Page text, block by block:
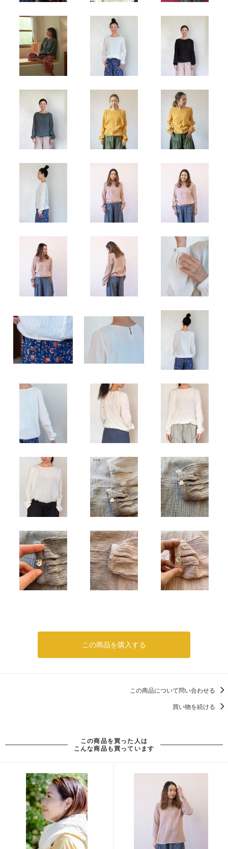
この商品を購入する
この商品について問い合わせる
買い物を続ける
この商品を買った人は
こんな商品も買っています